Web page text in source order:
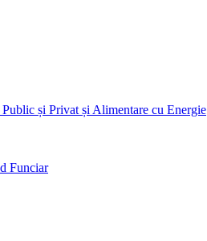
și Privat și Alimentare cu Energie
Funciar